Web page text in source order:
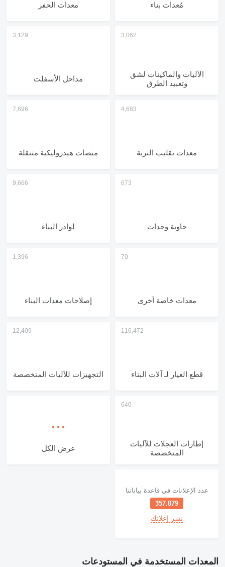
مُعدات بناء معدات الحفر
الآليات والماكينات لشق
وتعبيد الطرق
مداحل الأسفلت
معدات تقليب التربة منصات هيدروليكية متنقلة
حاوية وحدات لوادر البناء
معدات خاصة أخرى إصلاحات معدات البناء
قطع الغيار لـ آلات البناء التجهيزات للآليات المتخصصة
إطارات العجلات للآليات
المتخصصة
عرض الكل
عدد الإعلانات في قاعدة بياناتنا
357.879
نشر إعلانك
المعدات المستخدمة في المستودعات